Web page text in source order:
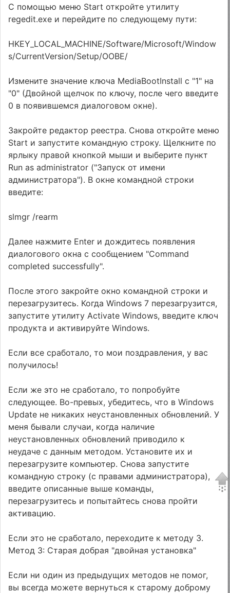
С помощью меню Start откройте утилиту
regedit.exe и перейдите по следующему пути:
HKEY_LOCAL_MACHINE/Software/Microsoft/Window
s/CurrentVersion/Setup/OOBE/
Измените значение ключа MediaBootInstall с "1" на
"0" (Двойной щелчок по ключу, после чего введите
0 в появившемся диалоговом окне).
Закройте редактор реестра. Снова откройте меню
Start и запустите командную строку. Щелкните по
ярлыку правой кнопкой мыши и выберите пункт
Run as administrator ("Запуск от имени
администратора"). В окне командной строки
введите:
slmgr /rearm
Далее нажмите Enter и дождитесь появления
диалогового окна с сообщением "Command
completed successfully".
После этого закройте окно командной строки и
перезагрузитесь. Когда Windows 7 перезагрузится,
запустите утилиту Activate Windows, введите ключ
продукта и активируйте Windows.
Если все сработало, то мои поздравления, у вас
получилось!
Если же это не сработало, то попробуйте
следующее. Во-превых, убедитесь, что в Windows
Update не никаких неустановленных обновлений. У
меня бывали случаи, когда наличие
неустановленных обновлений приводило к
неудаче с данным методом. Установите их и
перезагрузите компьютер. Снова запустите
командную строку (с правами администратора),
введите описанные выше команды,
перезагрузитесь и попытайтесь снова пройти
активацию.
Если это не сработало, переходите к методу 3.
Метод 3: Старая добрая "двойная установка"
Если ни один из предыдущих методов не помог,
вы всегда можете вернуться к старому доброму